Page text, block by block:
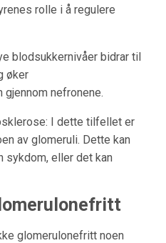
rolle i å regulere
blodsukkernivåer bidrar til
øker
nefronene.
I dette tilfellet er
av glomeruli. Dette kan
sykdom, eller det kan
glomerulonefritt noen